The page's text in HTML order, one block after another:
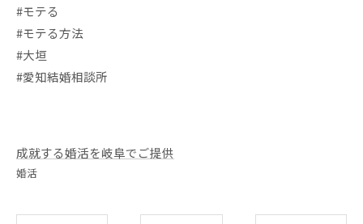
#モテる
#モテる方法
#大垣
#愛知結婚相談所
成就する婚活を岐阜でご提供
婚活